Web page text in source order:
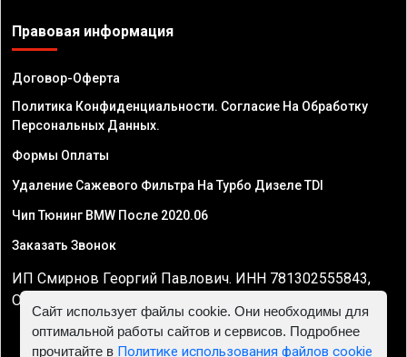
Правовая информация
Договор-Оферта
Политика Конфиденциальности. Согласие На Обработку
Персональных Данных.
Формы Оплаты
Удаление Сажевого Фильтра На Турбо Дизеле TDI
Чип Тюнинг BMW После 2020.06
Заказать Звонок
ИП Смирнов Георгий Павлович. ИНН 781302555843,
ОГРНИП 324470400032610
Сайт использует файлы cookie. Они необходимы для
оптимальной работы сайтов и сервисов. Подробнее
прочитайте в Политике использования файлов cookie